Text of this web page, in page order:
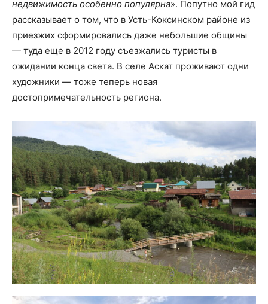
недвижимость особенно популярна». Попутно мой гид
рассказывает о том, что в Усть-Коксинском районе из
приезжих сформировались даже небольшие общины
— туда еще в 2012 году съезжались туристы в
ожидании конца света. В селе Аскат проживают одни
художники — тоже теперь новая
достопримечательность региона.